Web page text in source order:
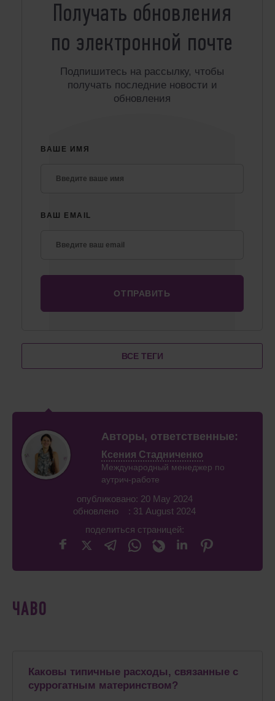
Получать обновления
по электронной почте
Подпишитесь на рассылку, чтобы
получать последние новости и
обновления
ВАШЕ ИМЯ
ВАШ EMAIL
ВСЕ ТЕГИ
Авторы, ответственные:
Ксения Стадниченко
Международный менеджер по
аутрич-работе
опубликовано: 20 May 2024
обновлено : 31 August 2024
поделиться страницей:
ЧАВО
Каковы типичные расходы, связанные с
суррогатным материнством?